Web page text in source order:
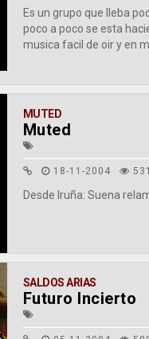
Es un grupo que lleba
poco a poco se esta
musica facil de oir y en
MUTED
Muted
18-11-2004
Desde Iruña: Suena
SALDOS ARIAS
Futuro Incierto